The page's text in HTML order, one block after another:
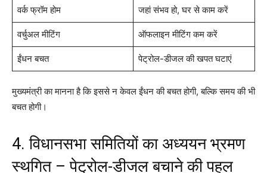
वर्क फ्रॉम होम जहां संभव हो, घर से काम करें
वर्चुअल मीटिंग ऑफलाइन मीटिंग कम करें
ईंधन बचत पेट्रोल-डीजल की खपत घटाएं
मुख्यमंत्री का मानना है कि इससे न केवल ईंधन की बचत होगी, बल्कि समय की भी
बचत होगी।
4. विधानसभा समितियों का अध्ययन भ्रमण
स्थगित – पेट्रोल-डीजल बचाने की पहल